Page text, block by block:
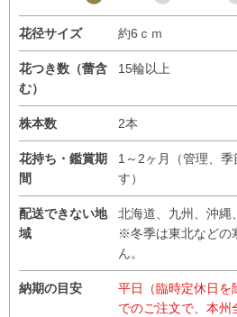
花径サイズ 約6ｃｍ
花つき数（蕾含
む）
15輪以上
株本数 2本
花持ち・鑑賞期
間
1～2ヶ月（管理、
す）
配送できない地
域
北海道、九州、沖縄
※冬季は東北などの
ん。
納期の目安
平日（臨時定休日を
でのご注文で、本州